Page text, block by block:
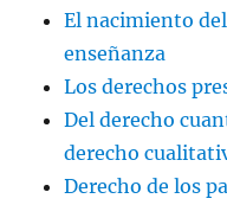
El nacimiento
enseñanza
Los derechos
Del derecho
derecho
Derecho de los